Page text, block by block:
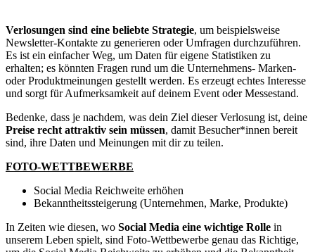
Verlosungen sind eine beliebte Strategie, um beispielsweise
Newsletter-Kontakte zu generieren oder Umfragen durchzuführen.
Es ist ein einfacher Weg, um Daten für eigene Statistiken zu
erhalten; es könnten Fragen rund um die Unternehmens- Marken-
oder Produktmeinungen gestellt werden. Es erzeugt echtes Interesse
und sorgt für Aufmerksamkeit auf deinem Event oder Messestand.
Bedenke, dass je nachdem, was dein Ziel dieser Verlosung ist, deine
Preise recht attraktiv sein müssen, damit Besucher*innen bereit
sind, ihre Daten und Meinungen mit dir zu teilen.
FOTO-WETTBEWERBE
Social Media Reichweite erhöhen
Bekanntheitssteigerung (Unternehmen, Marke, Produkte)
In Zeiten wie diesen, wo Social Media eine wichtige Rolle in
unserem Leben spielt, sind Foto-Wettbewerbe genau das Richtige,